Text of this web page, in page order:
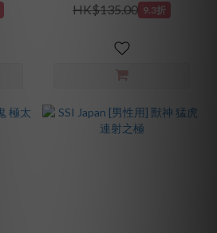
HK$135.00 9.3折